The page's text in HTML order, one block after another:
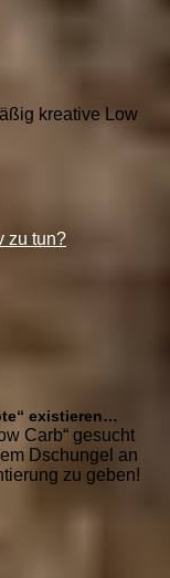
kreative Low
zu tun?
existieren…
Carb“ gesucht
Dschungel an
zu geben!